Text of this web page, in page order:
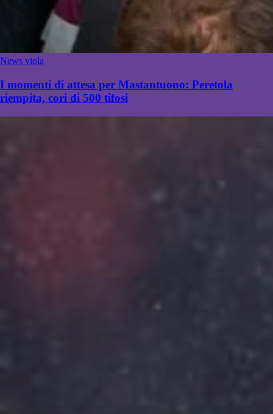
News viola
I momenti di attesa per Mastantuono: Peretola
riempita, cori di 500 tifosi